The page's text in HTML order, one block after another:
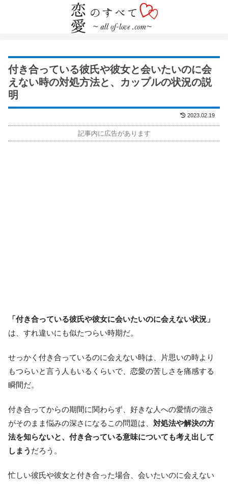
付き合っている彼氏や彼女と会いたいのに会
えない時の対処方法と、カップルの状況の説
明
2023.02.19
記事内に広告があります
「付き合っている彼氏や彼女に会いたいのに会えない状況」
は、すれ違いにも似たつらい時期だ。
せっかく付き合っているのに会えない時は、片思いの時より
もつらいと言う人もいるくらいで、恋愛の苦しさを痛感する
瞬間だ。
付き合ってからの期間に関わらず、好きな人への愛情の強さ
がそのまま悩みの深さになるこの問題は、 対処法や解決の方
法を知らないと、付き合っている意味についても考え出して
しまう だろう。
忙しい彼氏や彼女と付き合った場合、会いたいのに会えない